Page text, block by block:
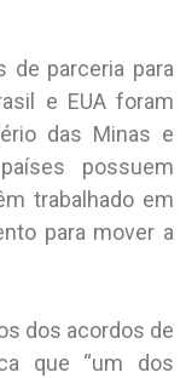
de parceria para
e EUA foram
das Minas e
possuem
trabalhado em
para mover a
dos acordos de
que “um dos